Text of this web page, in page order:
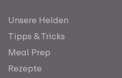
Unsere Helden
Tipps & Tricks
Meal Prep
Rezepte